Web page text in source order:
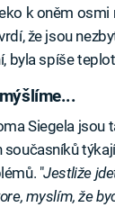
k oněm osmi
že jsou
byla spíše
Siegela jsou
současníků
"Jestliže
myslím, že